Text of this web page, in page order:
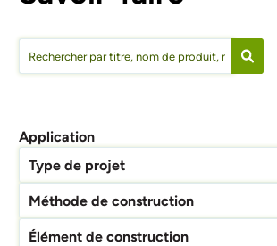
Application
Type de projet
Méthode de construction
Élément de construction